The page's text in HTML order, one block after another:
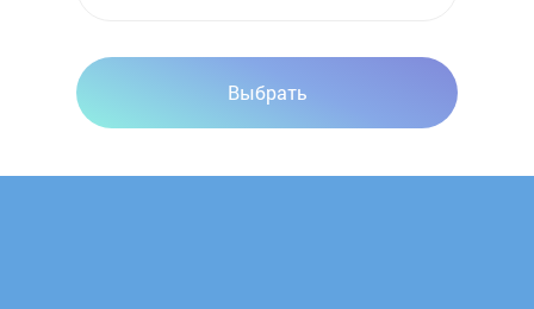
Gelberk
Gemlux
Выбрать